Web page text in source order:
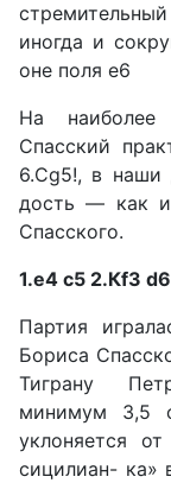
иногда и
оне поля е6
На наиболее
Спасский
6.Сg5!, в
дость — как и
Спасского.
1.е4 с5 2.Кf3 d6
Партия
Бориса
Тиграну
минимум 3,5
уклоняется
сицилиан- ка»